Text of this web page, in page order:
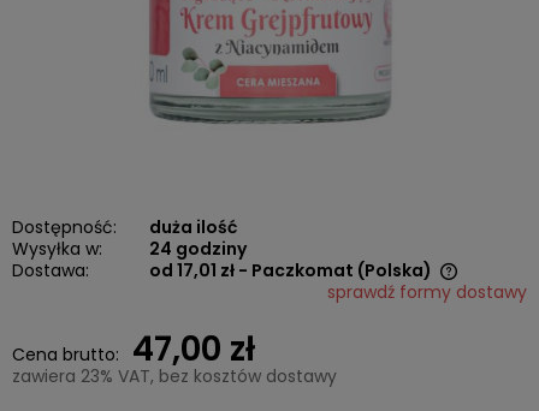
Dostępność:
duża ilość
Wysyłka w:
24 godziny
Dostawa:
od 17,01 zł - Paczkomat (Polska)
Cena nie zawiera ewentualnych kosztów płatności
sprawdź formy dostawy
Cena brutto: 47,00 zł
zawiera 23% VAT, bez kosztów dostawy